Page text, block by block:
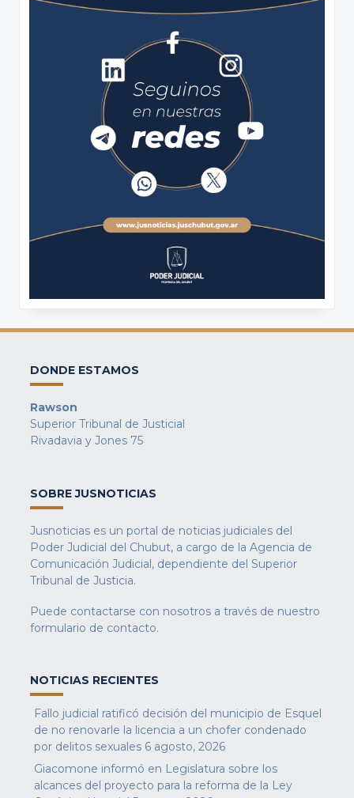
DONDE ESTAMOS
Rawson
Superior Tribunal de Justicial
Rivadavia y Jones 75
SOBRE JUSNOTICIAS
Jusnoticias es un portal de noticias judiciales del
Poder Judicial del Chubut, a cargo de la Agencia de
Comunicación Judicial, dependiente del Superior
Tribunal de Justicia.
Puede contactarse con nosotros a través de nuestro
formulario de contacto.
NOTICIAS RECIENTES
Fallo judicial ratificó decisión del municipio de Esquel
de no renovarle la licencia a un chofer condenado
por delitos sexuales 6 agosto, 2026
Giacomone informó en Legislatura sobre los
alcances del proyecto para la reforma de la Ley